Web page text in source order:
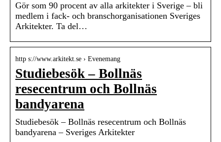
Gör som 90 procent av alla arkitekter i Sverige – bli
medlem i fack- och branschorganisationen Sveriges
Arkitekter. Ta del…
http s://www.arkitekt.se › Evenemang
Studiebesök – Bollnäs
resecentrum och Bollnäs
bandyarena
Studiebesök – Bollnäs resecentrum och Bollnäs
bandyarena – Sveriges Arkitekter